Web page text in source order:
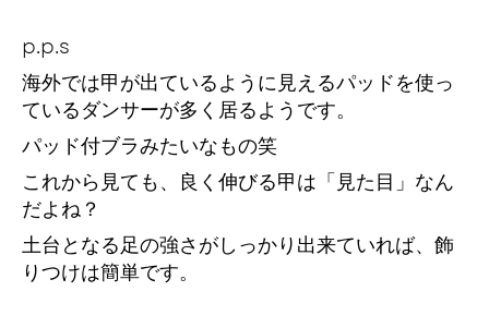
p.p.s
海外では甲が出ているように見えるパッドを使っ
ているダンサーが多く居るようです。
パッド付ブラみたいなもの笑
これから見ても、良く伸びる甲は「見た目」なん
だよね？
土台となる足の強さがしっかり出来ていれば、飾
りつけは簡単です。